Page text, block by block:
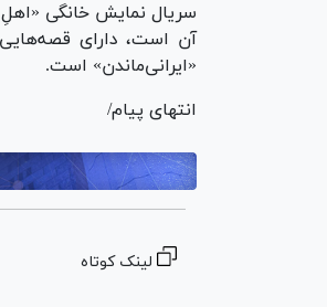
سریال نمایش خانگی
آن است، دارای
«ایرانی‌ماندن» است.
انتهای پیام/
لینک کوتاه